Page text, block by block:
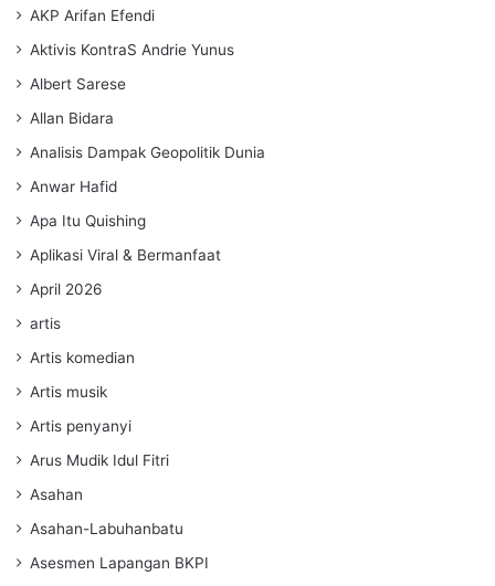
AKP Arifan Efendi
Aktivis KontraS Andrie Yunus
Albert Sarese
Allan Bidara
Analisis Dampak Geopolitik Dunia
Anwar Hafid
Apa Itu Quishing
Aplikasi Viral & Bermanfaat
April 2026
artis
Artis komedian
Artis musik
Artis penyanyi
Arus Mudik Idul Fitri
Asahan
Asahan-Labuhanbatu
Asesmen Lapangan BKPI